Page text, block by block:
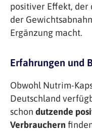
positiver Effekt, der
der
Ergänzung macht.
Erfahrungen und
Obwohl Nutrim-
Deutschland
schon dutzende
Verbrauchern